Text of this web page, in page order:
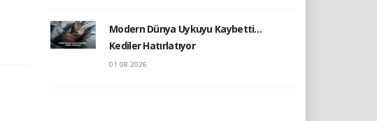
Modern Dünya Uykuyu Kaybetti…
Kediler Hatırlatıyor
01.08.2026